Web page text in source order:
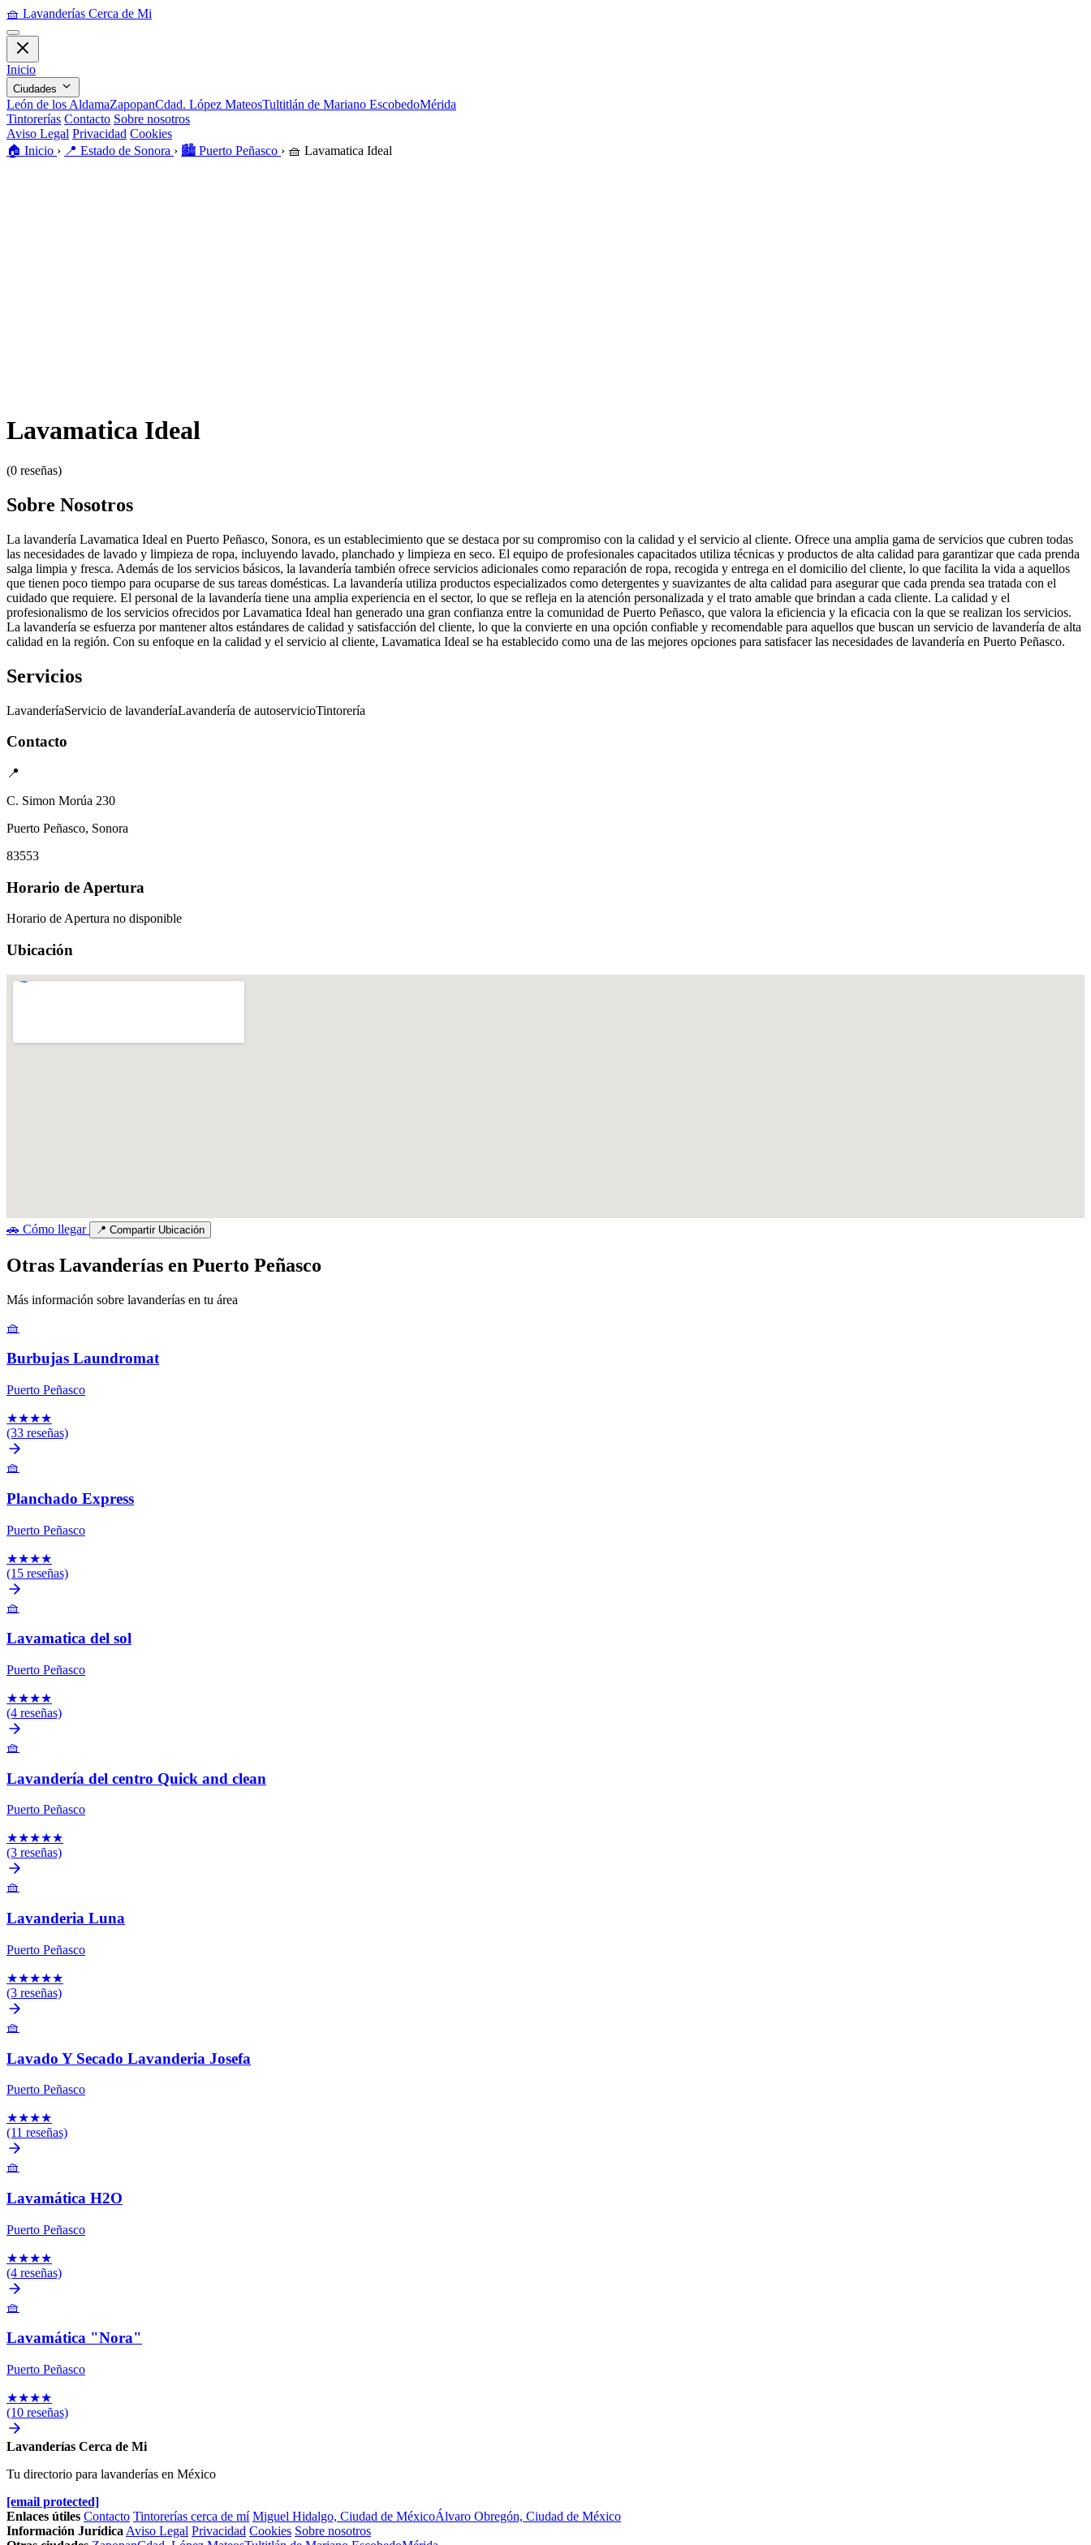
🧺 Lavanderías Cerca de Mi
Inicio
Ciudades
León de los AldamaZapopanCdad. López MateosTultitlán de Mariano EscobedoMérida
Tintorerías Contacto Sobre nosotros
Aviso Legal Privacidad Cookies
🏠️ Inicio › 📍 Estado de Sonora › 🏙️ Puerto Peñasco › 🧺 Lavamatica Ideal
Lavamatica Ideal
(0 reseñas)
Sobre Nosotros
La lavandería Lavamatica Ideal en Puerto Peñasco, Sonora, es un establecimiento que se destaca por su compromiso con la calidad y el servicio al cliente. Ofrece una amplia gama de servicios que cubren todas
las necesidades de lavado y limpieza de ropa, incluyendo lavado, planchado y limpieza en seco. El equipo de profesionales capacitados utiliza técnicas y productos de alta calidad para garantizar que cada prenda
salga limpia y fresca. Además de los servicios básicos, la lavandería también ofrece servicios adicionales como reparación de ropa, recogida y entrega en el domicilio del cliente, lo que facilita la vida a aquellos
que tienen poco tiempo para ocuparse de sus tareas domésticas. La lavandería utiliza productos especializados como detergentes y suavizantes de alta calidad para asegurar que cada prenda sea tratada con el
cuidado que requiere. El personal de la lavandería tiene una amplia experiencia en el sector, lo que se refleja en la atención personalizada y el trato amable que brindan a cada cliente. La calidad y el
profesionalismo de los servicios ofrecidos por Lavamatica Ideal han generado una gran confianza entre la comunidad de Puerto Peñasco, que valora la eficiencia y la eficacia con la que se realizan los servicios.
La lavandería se esfuerza por mantener altos estándares de calidad y satisfacción del cliente, lo que la convierte en una opción confiable y recomendable para aquellos que buscan un servicio de lavandería de alta
calidad en la región. Con su enfoque en la calidad y el servicio al cliente, Lavamatica Ideal se ha establecido como una de las mejores opciones para satisfacer las necesidades de lavandería en Puerto Peñasco.
Servicios
LavanderíaServicio de lavanderíaLavandería de autoservicioTintorería
Contacto
📍
C. Simon Morúa 230
Puerto Peñasco, Sonora
83553
Horario de Apertura
Horario de Apertura no disponible
Ubicación
🚗 Cómo llegar 📍 Compartir Ubicación
Otras Lavanderías en Puerto Peñasco
Más información sobre lavanderías en tu área
🧺
Burbujas Laundromat
Puerto Peñasco
★★★★
(33 reseñas)
🧺
Planchado Express
Puerto Peñasco
★★★★
(15 reseñas)
🧺
Lavamatica del sol
Puerto Peñasco
★★★★
(4 reseñas)
🧺
Lavandería del centro Quick and clean
Puerto Peñasco
★★★★★
(3 reseñas)
🧺
Lavanderia Luna
Puerto Peñasco
★★★★★
(3 reseñas)
🧺
Lavado Y Secado Lavanderia Josefa
Puerto Peñasco
★★★★
(11 reseñas)
🧺
Lavamática H2O
Puerto Peñasco
★★★★
(4 reseñas)
🧺
Lavamática "Nora"
Puerto Peñasco
★★★★
(10 reseñas)
Lavanderías Cerca de Mi
Tu directorio para lavanderías en México
[email protected]
Enlaces útiles Contacto Tintorerías cerca de mí Miguel Hidalgo, Ciudad de MéxicoÁlvaro Obregón, Ciudad de México
Información Jurídica Aviso Legal Privacidad Cookies Sobre nosotros